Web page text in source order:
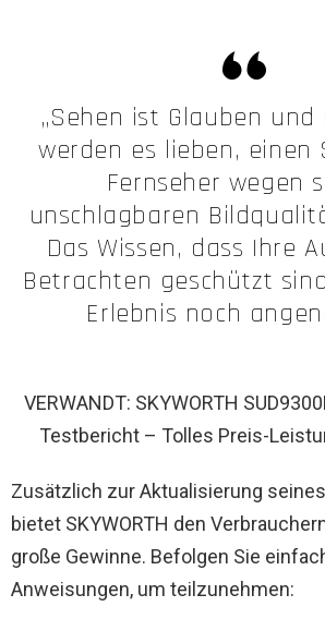
„Sehen ist Glauben und
werden es lieben, einen
Fernseher wegen
unschlagbaren
Das Wissen, dass Ihre
Betrachten geschützt
Erlebnis noch
VERWANDT: SKYWORTH
Testbericht – Tolles Preis-
Zusätzlich zur Aktualisierung
bietet SKYWORTH den
große Gewinne. Befolgen Sie
Anweisungen, um teilzunehmen: